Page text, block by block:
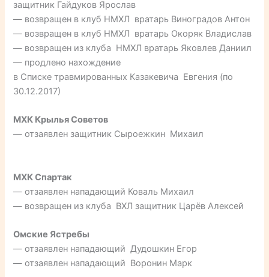
защитник Гайдуков Ярослав
— возвращен в клуб НМХЛ вратарь Виноградов Антон
— возвращен в клуб НМХЛ вратарь Окоряк Владислав
— возвращен из клуба НМХЛ вратарь Яковлев Даниил
— продлено нахождение
в Списке травмированных Казакевича Евгения (по
30.12.2017)
МХК Крылья Советов
— отзаявлен защитник Сыроежкин Михаил
МХК Спартак
— отзаявлен нападающий Коваль Михаил
— возвращен из клуба ВХЛ защитник Царёв Алексей
Омские Ястребы
— отзаявлен нападающий Дудошкин Егор
— отзаявлен нападающий Воронин Марк